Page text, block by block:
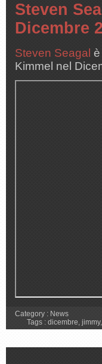
Steven
Dicembre
Steven Seagal
Kimmel nel
Category : News
Tags : dicembre, jimmy,